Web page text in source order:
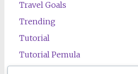
Travel Goals
Trending
Tutorial
Tutorial Pemula